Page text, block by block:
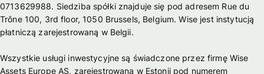
0713629988. Siedziba spółki znajduje się pod adresem Rue du
Trône 100, 3rd floor, 1050 Brussels, Belgium. Wise jest instytucją
płatniczą zarejestrowaną w Belgii.
Wszystkie usługi inwestycyjne są świadczone przez firmę Wise
Assets Europe AS, zarejestrowaną w Estonii pod numerem